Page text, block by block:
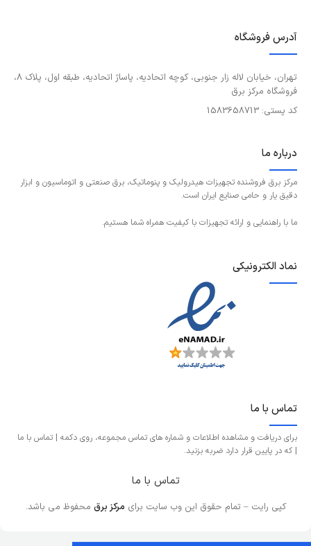
آدرس فروشگاه
تهران، خیابان لاله زار جنوبی، کوچه اتحادیه، پاساژ اتحادیه، طبقه اول، پلاک 8،
فروشگاه مرکز برق
کد پستی: 1583658713
درباره ما
مرکز برق فروشنده تجهیزات هیدرولیک و پنوماتیک، برق صنعتی و اتوماسیون و ابزار
دقیق یار و حامی صنایع ایران است.
ما با راهنمایی و ارائه تجهیزات با کیفیت همراه شما هستیم.
نماد الکترونیکی
تماس با ما
برای دریافت و مشاهده اطلاعات و شماره های تماس مجموعه، روی دکمه | تماس با ما
| که در پایین قرار دارد ضربه بزنید.
تماس با ما
کپی رایت – تمام حقوق این وب سایت برای مرکز برق محفوظ می باشد.